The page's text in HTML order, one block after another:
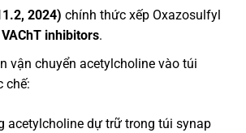
2024) chính thức xếp Oxazosulfyl
inhibitors.
vận chuyển acetylcholine vào túi
chế:
acetylcholine dự trữ trong túi synap